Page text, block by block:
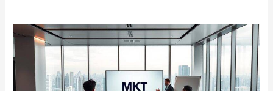
Véndele
a
la
Mente